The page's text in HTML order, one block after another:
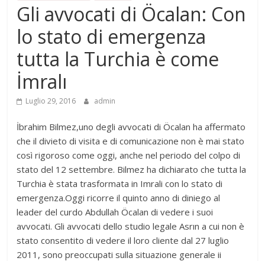
Gli avvocati di Öcalan: Con
lo stato di emergenza
tutta la Turchia è come
İmralı
Luglio 29, 2016 admin
İbrahim Bilmez,uno degli avvocati di Öcalan ha affermato
che il divieto di visita e di comunicazione non è mai stato
così rigoroso come oggi, anche nel periodo del colpo di
stato del 12 settembre. Bilmez ha dichiarato che tutta la
Turchia è stata trasformata in Imrali con lo stato di
emergenza.Oggi ricorre il quinto anno di diniego al
leader del curdo Abdullah Öcalan di vedere i suoi
avvocati. Gli avvocati dello studio legale Asrın a cui non è
stato consentito di vedere il loro cliente dal 27 luglio
2011, sono preoccupati sulla situazione generale ii